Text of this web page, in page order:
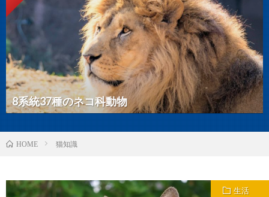
8系統37種のネコ科動物
HOME 猫知識
生活